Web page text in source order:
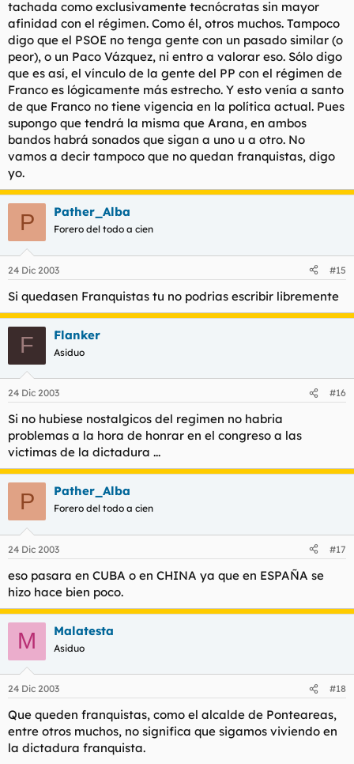
tachada como exclusivamente tecnócratas sin mayor
afinidad con el régimen. Como él, otros muchos. Tampoco
digo que el PSOE no tenga gente con un pasado similar (o
peor), o un Paco Vázquez, ni entro a valorar eso. Sólo digo
que es así, el vínculo de la gente del PP con el régimen de
Franco es lógicamente más estrecho. Y esto venía a santo
de que Franco no tiene vigencia en la política actual. Pues
supongo que tendrá la misma que Arana, en ambos
bandos habrá sonados que sigan a uno u a otro. No
vamos a decir tampoco que no quedan franquistas, digo
yo.
P Pather_Alba
Forero del todo a cien
24 Dic 2003 #15
Si quedasen Franquistas tu no podrias escribir libremente
F Flanker
Asiduo
24 Dic 2003 #16
Si no hubiese nostalgicos del regimen no habria
problemas a la hora de honrar en el congreso a las
victimas de la dictadura ...
P Pather_Alba
Forero del todo a cien
24 Dic 2003 #17
eso pasara en CUBA o en CHINA ya que en ESPAÑA se
hizo hace bien poco.
M Malatesta
Asiduo
24 Dic 2003 #18
Que queden franquistas, como el alcalde de Ponteareas,
entre otros muchos, no significa que sigamos viviendo en
la dictadura franquista.